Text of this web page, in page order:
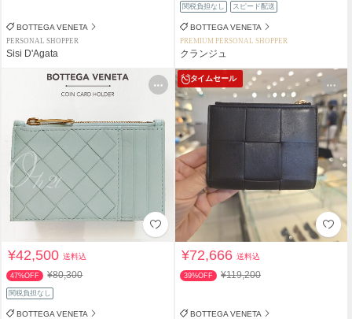
BOTTEGA VENETA
PERSONAL SHOPPER
Sisi D'Agata
関税負担なし スピード配送
BOTTEGA VENETA
PREMIUM PERSONAL SHOPPER
クランジュ
¥42,500送料込
47%OFF ¥80,300
関税負担なし
BOTTEGA VENETA
タイムセール
¥72,666送料込
39%OFF ¥119,200
BOTTEGA VENETA